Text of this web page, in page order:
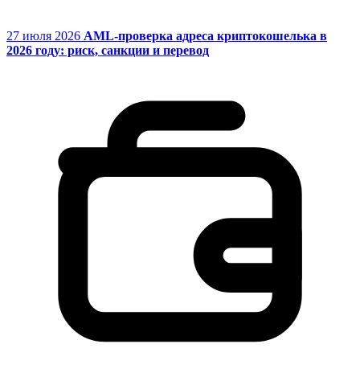
27 июля 2026 AML-проверка адреса криптокошелька в
2026 году: риск, санкции и перевод